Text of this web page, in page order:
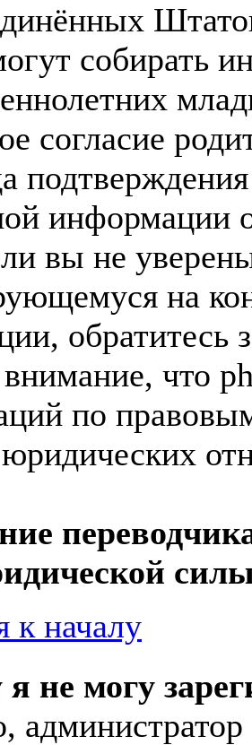
собирать
согласие
информации
вы не
на
обратитесь
что
по
к началу
не могу